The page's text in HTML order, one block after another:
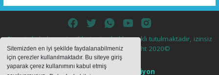
Sitemizden en iyi şekilde faydalanabilmeniz
için çerezler kullanılmaktadır. Bu siteye giriş
yaparak çerez kullanımını kabul etmiş
Sitemizde bulunan içeriklerin tüm hakları saklı tutulmaktadır, izinsiz
içerikler kullanılamaz. Copyright 2020©
Haber Yazılımı: Web Aksiyon